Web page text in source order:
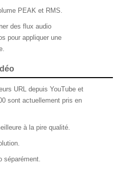
PEAK et RMS.
des flux audio
pour appliquer une
URL depuis YouTube et
sont actuellement pris en
à la pire qualité.
séparément.